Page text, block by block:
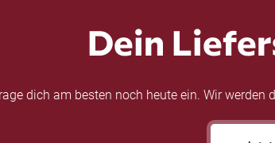
Dein
dich am besten noch heute ein. Wir